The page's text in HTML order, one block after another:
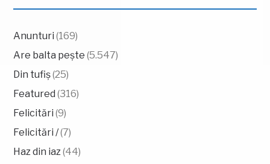
Anunturi (169)
Are balta pește (5.547)
Din tufiș(25)
Featured (316)
Felicitări (9)
Felicitări /(7)
Haz din iaz (44)